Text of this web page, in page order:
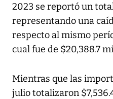
2023 se reportó un
representando una
respecto al mismo
cual fue de $20,388.7
Mientras que las
julio totalizaron